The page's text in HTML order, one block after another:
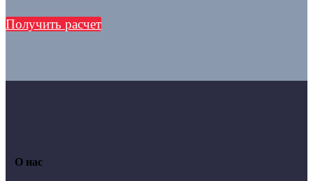
Получить расчет
О нас